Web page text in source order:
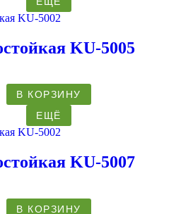
KU-5005
В КОРЗИНУ
ЕЩЁ
KU-5007
В КОРЗИНУ